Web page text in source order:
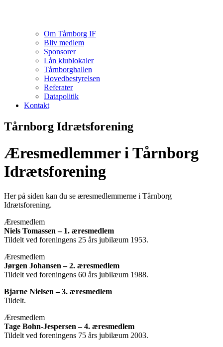
Om Tårnborg IF
Bliv medlem
Sponsorer
Lån klublokaler
Tårnborghallen
Hovedbestyrelsen
Referater
Datapolitik
Kontakt
Tårnborg Idrætsforening
Æresmedlemmer i Tårnborg
Idrætsforening
Her på siden kan du se æresmedlemmerne i Tårnborg
Idrætsforening.
Æresmedlem
Niels Tomassen – 1. æresmedlem
Tildelt ved foreningens 25 års jubilæum 1953.
Æresmedlem
Jørgen Johansen – 2. æresmedlem
Tildelt ved foreningens 60 års jubilæum 1988.
Bjarne Nielsen – 3. æresmedlem
Tildelt.
Æresmedlem
Tage Bohn-Jespersen – 4. æresmedlem
Tildelt ved foreningens 75 års jubilæum 2003.